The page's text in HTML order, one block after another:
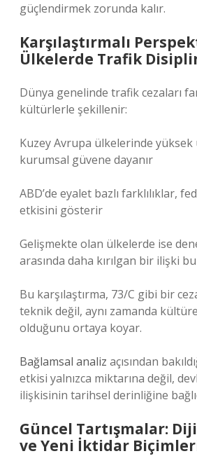
güçlendirmek zorunda kalır.
Karşılaştırmalı
Ülkelerde Trafik
Dünya genelinde trafik cezaları
kültürlerle şekillenir:
Kuzey Avrupa ülkelerinde yüksek
kurumsal güvene dayanır
ABD’de eyalet bazlı farklılıklar,
etkisini gösterir
Gelişmekte olan ülkelerde ise
arasında daha kırılgan bir ilişki
Bu karşılaştırma, 73/C gibi bir
teknik değil, aynı zamanda
olduğunu ortaya koyar.
Bağlamsal analiz açısından
etkisi yalnızca miktarına değil,
ilişkisinin tarihsel derinliğine
Güncel Tartışmalar:
ve Yeni İktidar